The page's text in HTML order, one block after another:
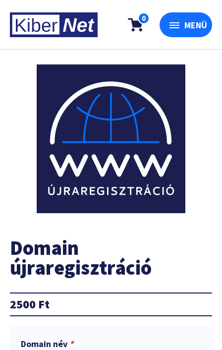
0
MENÜ
Domain
újraregisztráció
2500 Ft
Domain név *